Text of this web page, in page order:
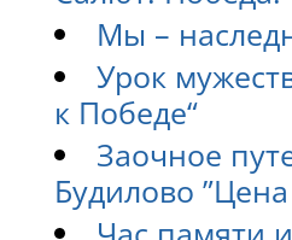
Мы –
Урок
к Победе“
Заочное
Будилово